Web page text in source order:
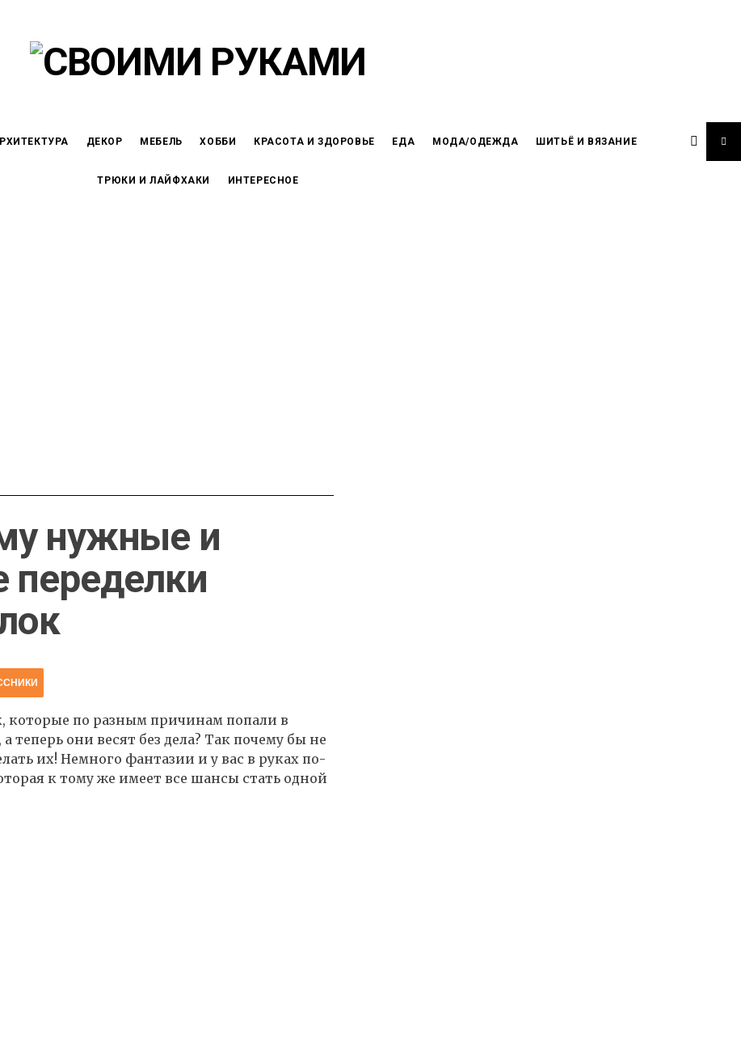
ДЕКОР МЕБЕЛЬ ХОББИ КРАСОТА И ЗДОРОВЬЕ ЕДА МОДА/ОДЕЖДА ШИТЬЁ И ВЯЗАНИЕ
ТРЮКИ И ЛАЙФХАКИ ИНТЕРЕСНОЕ
нужные и
переделки
которые по разным причинам попали в
теперь они весят без дела? Так почему бы не
их! Немного фантазии и у вас в руках по-
к тому же имеет все шансы стать одной